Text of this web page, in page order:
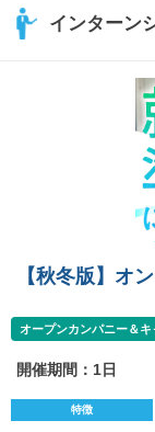
インターン
【秋冬版】オ
オープンカンパニー＆
開催期間：1日
特徴